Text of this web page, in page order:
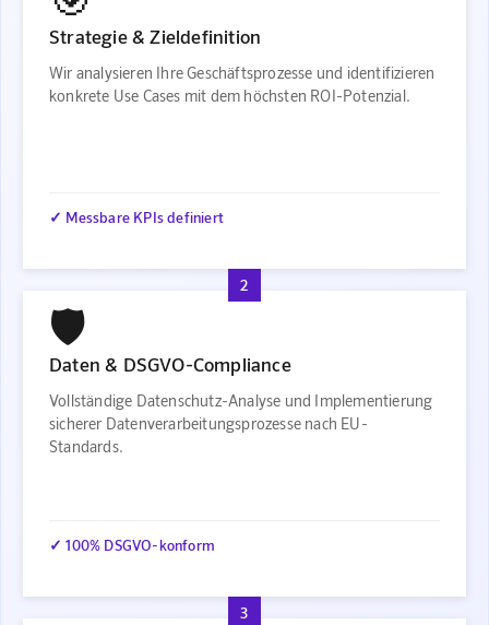
Strategie & Zieldefinition
Wir analysieren Ihre Geschäftsprozesse und identifizieren
konkrete Use Cases mit dem höchsten ROI-Potenzial.
✓ Messbare KPIs definiert
2
🛡️
Daten & DSGVO-Compliance
Vollständige Datenschutz-Analyse und Implementierung
sicherer Datenverarbeitungsprozesse nach EU-
Standards.
✓ 100% DSGVO-konform
3